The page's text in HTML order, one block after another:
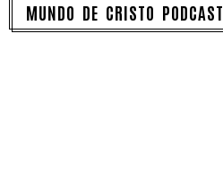
MUNDO DE CRISTO PODCAST